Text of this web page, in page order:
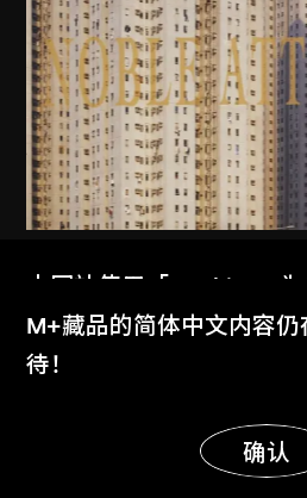
MAP Office
古儒郎
家景
2006
本网站使用「Cookies」
体验。
了解更多
明白
M+藏品的简体中文内容仍
待！
确认
显示更